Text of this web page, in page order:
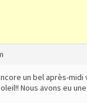
un bel après-
Nous avons eu